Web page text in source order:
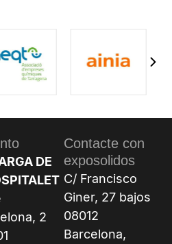
DE
2
Contacte con
exposolidos
C/ Francisco
Giner, 27 bajos
08012
Barcelona,